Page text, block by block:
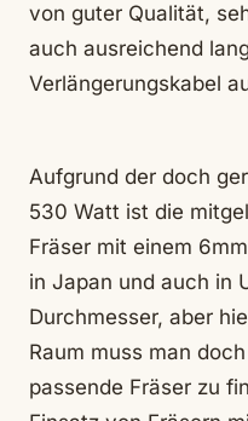
von guter Qualität,
auch ausreichend
Verlängerungskabel
Aufgrund der doch
530 Watt ist die
Fräser mit einem
in Japan und auch in
Durchmesser, aber
Raum muss man
passende Fräser zu